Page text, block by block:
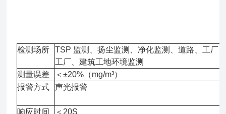
检测场所
TSP 监测、扬尘监测、净化监测、道路、工厂
工厂、建筑工地环境监测
测量误差
＜±20%（mg/m³）
报警方式
声光报警
响应时间 ＜20S